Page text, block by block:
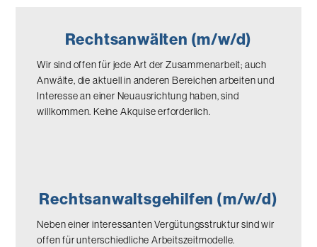
Rechtsanwälten (m/w/d)
Wir sind offen für jede Art der Zusammenarbeit; auch
Anwälte, die aktuell in anderen Bereichen arbeiten und
Interesse an einer Neuausrichtung haben, sind
willkommen. Keine Akquise erforderlich.
Rechtsanwaltsgehilfen (m/w/d)
Neben einer interessanten Vergütungsstruktur sind wir
offen für unterschiedliche Arbeitszeitmodelle.